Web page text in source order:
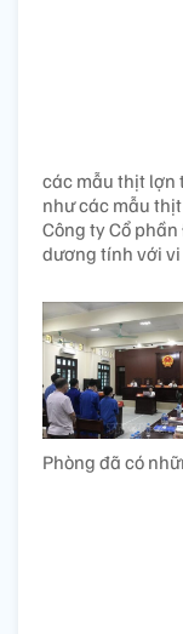
các mẫu thịt lợn
như các mẫu
Công ty Cổ
dương tính với
Phòng đã có